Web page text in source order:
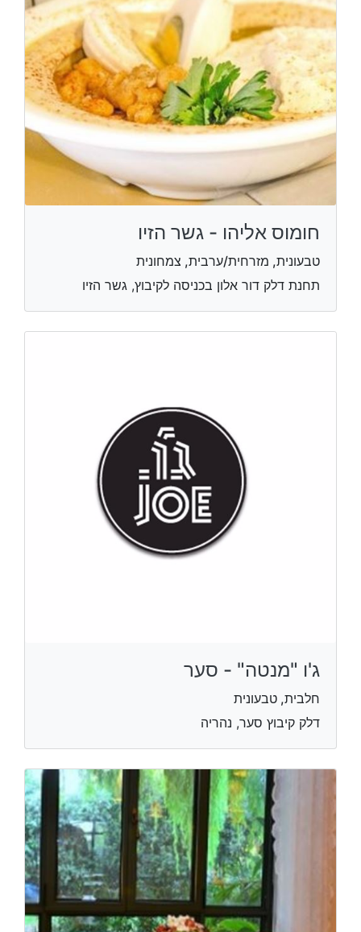
חומוס אליהו - גשר הזיו
טבעונית, מזרחית/ערבית, צמחונית
תחנת דלק דור אלון בכניסה לקיבוץ, גשר הזיו
ג'ו "מנטה" - סער
חלבית, טבעונית
דלק קיבוץ סער, נהריה